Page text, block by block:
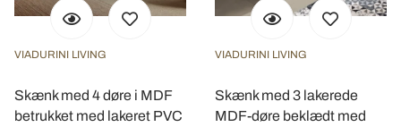
VIADURINI LIVING
Skænk med 4 døre i MDF
betrukket med lakeret PVC
VIADURINI LIVING
Skænk med 3 lakerede
MDF-døre beklædt med